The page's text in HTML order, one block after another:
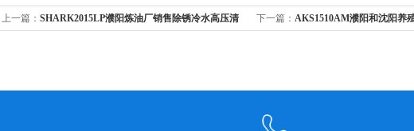
上一篇： SHARK2015LP濮阳炼油厂销售除锈冷水高压清 下一篇： AKS1510AM濮阳和沈阳养